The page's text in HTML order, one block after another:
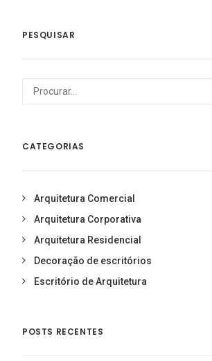
PESQUISAR
CATEGORIAS
Arquitetura Comercial
Arquitetura Corporativa
Arquitetura Residencial
Decoração de escritórios
Escritório de Arquitetura
POSTS RECENTES